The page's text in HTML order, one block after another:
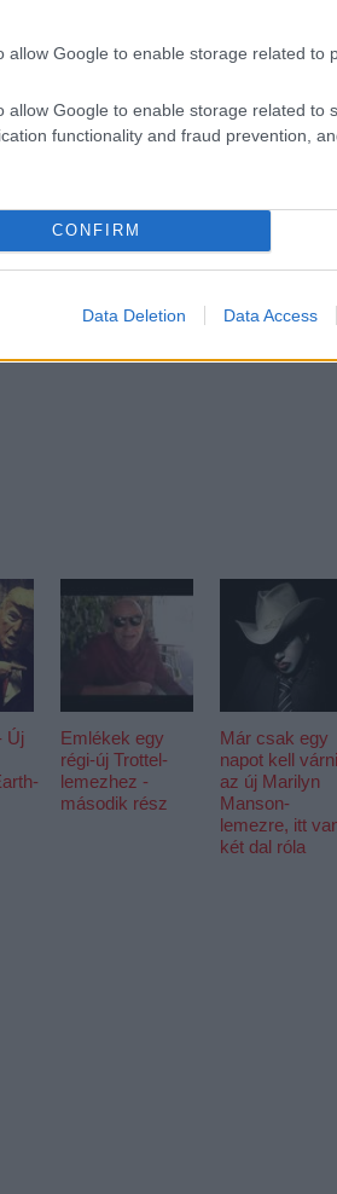
allow Google to enable storage related to
allow Google to enable storage related to
functionality and fraud prevention,
CONFIRM
Data Deletion Data Access
a Pink Turns Blue, az Agent
a
www.feketezaj.hu
és így elsőként értesülhetünk
is. A fesztivál
megnézhetjük a fesztivál által
oldalán.
twilight sad
Új
Emlékek egy
régi-új Trottel-
lemezhez -
második rész
Már csak egy
napot kell várni
az új Marilyn
Manson-
lemezre, itt
két dal róla